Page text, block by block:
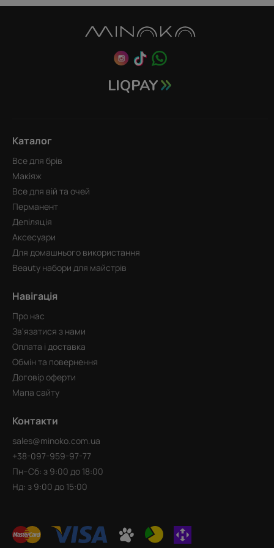
Каталог
Все для брів
Макіяж
Все для вій та очей
Перманент
Депіляція
Аксесуари
Для домашнього використання
Beauty набори для майстрів
Навігація
Про нас
Зв'язатися з нами
Оплата і доставка
Обмін та повернення
Договір оферти
Мапа сайту
Контакти
sales@minoko.com.ua
+38-097-959-97-77
Пн–Сб: з 9:00 до 18:00
Нд: з 9:00 до 15:00